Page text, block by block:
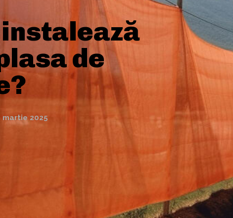
instalează
de
martie 2025